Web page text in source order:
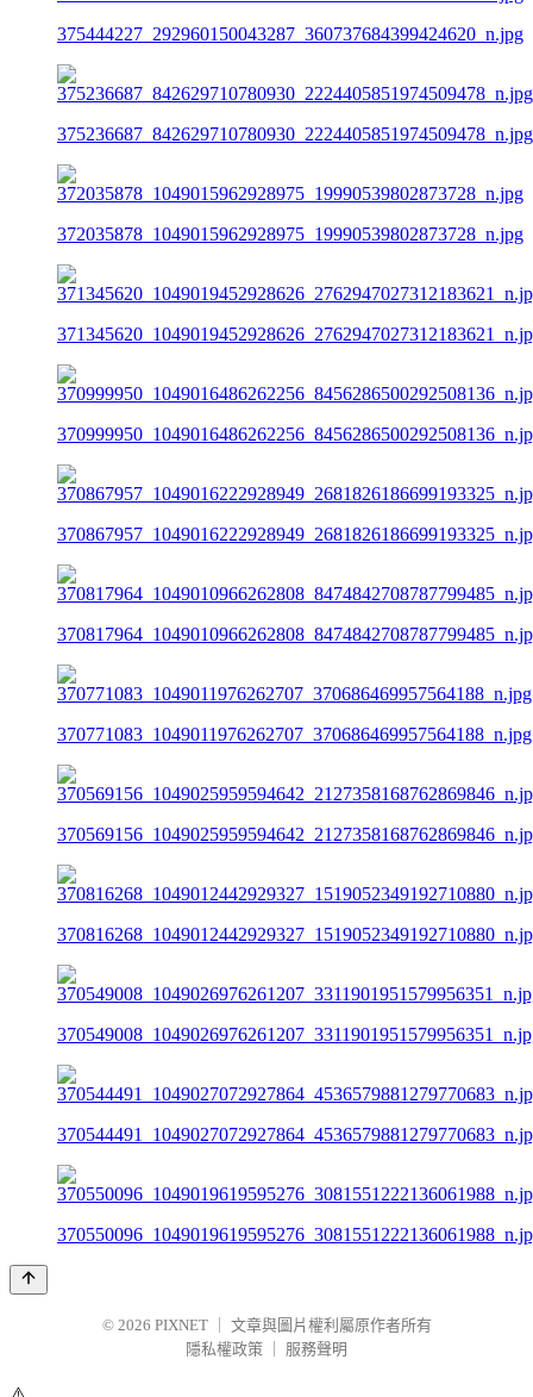
375444227_292960150043287_360737684399424620_n.jpg
375236687_842629710780930_2224405851974509478_n.jpg
372035878_1049015962928975_19990539802873728_n.jpg
370771083_1049011976262707_370686469957564188_n.jpg
© 2026 PIXNET
文章與圖片權利屬原作者所有
隱私權政策
服務聲明